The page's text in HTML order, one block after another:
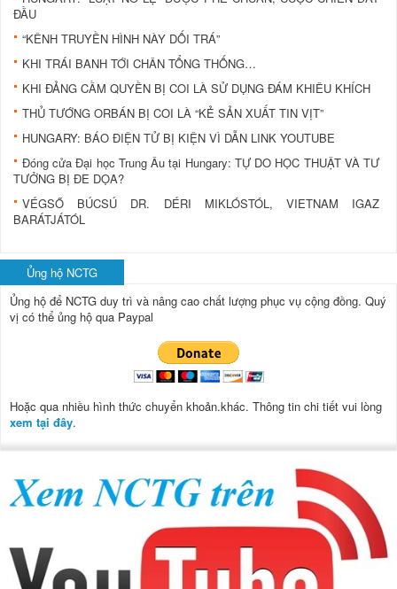
ĐẦU
“KÊNH TRUYỀN HÌNH NÀY DỐI TRÁ”
KHI TRÁI BANH TỚI CHÂN TỔNG THỐNG…
KHI ĐẢNG CẦM QUYỀN BỊ COI LÀ SỬ DỤNG ĐÁM KHIÊU KHÍCH
THỦ TƯỚNG ORBÁN BỊ COI LÀ “KẺ SẢN XUẤT TIN VỊT”
HUNGARY: BÁO ĐIỆN TỬ BỊ KIỆN VÌ DẪN LINK YOUTUBE
Đóng cửa Đại học Trung Âu tại Hungary: TỰ DO HỌC THUẬT VÀ TƯ
TƯỞNG BỊ ĐE DỌA?
VÉGSŐ BÚCSÚ DR. DÉRI MIKLÓSTÓL, VIETNAM IGAZ
BARÁTJÁTÓL
Ủng hộ NCTG
Ủng hộ để NCTG duy trì và nâng cao chất lượng phục vụ cộng đồng. Quý
vị có thể ủng hộ qua Paypal
Hoặc qua nhiều hình thức chuyển khoản.khác. Thông tin chi tiết vui lòng
xem tại đây.